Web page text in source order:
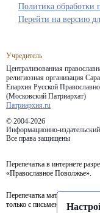
Учредитель
Централизованная
религиозная организация
Епархия Русской
(Московский Патриархат)
Патриархия.ru
© 2004-2026
Информационно-
Все права защищены
Политика обработки
Перепечатка в интернете
«Православное Поволжье».
Перепечатка материалов
только с письменного
Перейти на версию